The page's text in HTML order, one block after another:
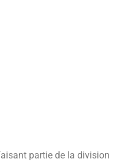
partie de la division